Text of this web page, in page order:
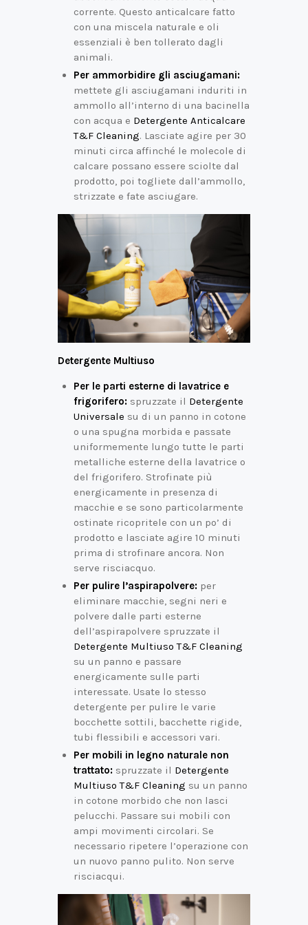
corrente. Questo anticalcare fatto
con una miscela naturale e oli
essenziali è ben tollerato dagli
animali.
Per ammorbidire gli asciugamani:
mettete gli asciugamani induriti in
ammollo all’interno di una bacinella
con acqua e Detergente Anticalcare
T&F Cleaning. Lasciate agire per 30
minuti circa affinché le molecole di
calcare possano essere sciolte dal
prodotto, poi togliete dall’ammollo,
strizzate e fate asciugare.
Detergente Multiuso
Per le parti esterne di lavatrice e
frigorifero:spruzzate il Detergente
Universale su di un panno in cotone
o una spugna morbida e passate
uniformemente lungo tutte le parti
metalliche esterne della lavatrice o
del frigorifero. Strofinate più
energicamente in presenza di
macchie e se sono particolarmente
ostinate ricopritele con un po’ di
prodotto e lasciate agire 10 minuti
prima di strofinare ancora. Non
serve risciacquo.
Per pulire l’aspirapolvere:per
eliminare macchie, segni neri e
polvere dalle parti esterne
dell’aspirapolvere spruzzate il
Detergente Multiuso T&F Cleaning
su un panno e passare
energicamente sulle parti
interessate. Usate lo stesso
detergente per pulire le varie
bocchette sottili, bacchette rigide,
tubi flessibili e accessori vari.
Per mobili in legno naturale non
trattato:spruzzate il Detergente
Multiuso T&F Cleaning su un panno
in cotone morbido che non lasci
pelucchi. Passare sui mobili con
ampi movimenti circolari. Se
necessario ripetere l’operazione con
un nuovo panno pulito. Non serve
risciacqui.